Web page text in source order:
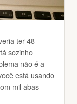
ter 48
sozinho
não é a
está usando
mil abas